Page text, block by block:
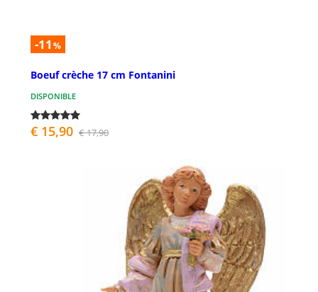
-11 %
Boeuf crèche 17 cm Fontanini
DISPONIBLE
€ 15,90 € 17,90